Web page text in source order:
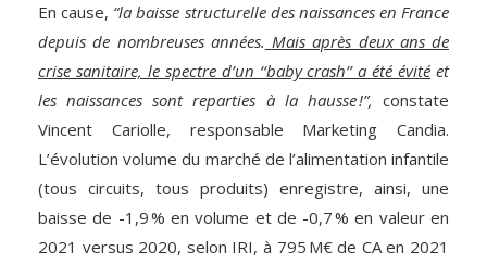
En cause, “la baisse structurelle des naissances en France
depuis de nombreuses années. Mais après deux ans de
crise sanitaire, le spectre d’un ‘‘baby crash’’ a été évité et
les naissances sont reparties à la hausse !”, constate
Vincent Cariolle, responsable Marketing Candia.
L’évolution volume du marché de l’alimentation infantile
(tous circuits, tous produits) enregistre, ainsi, une
baisse de -1,9 % en volume et de -0,7 % en valeur en
2021 versus 2020, selon IRI, à 795 M€ de CA en 2021